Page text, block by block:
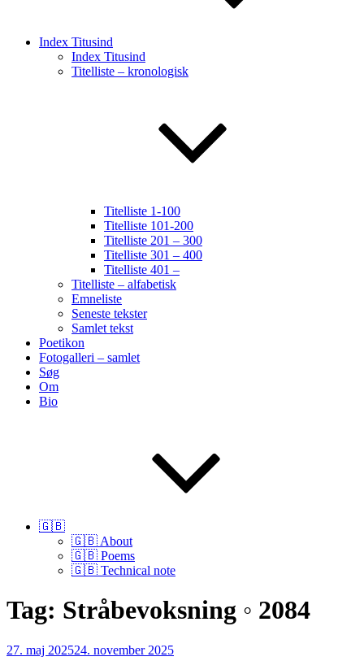
Index Titusind
Index Titusind
Titelliste – kronologisk
Titelliste 1-100
Titelliste 101-200
Titelliste 201 – 300
Titelliste 301 – 400
Titelliste 401 –
Titelliste – alfabetisk
Emneliste
Seneste tekster
Samlet tekst
Poetikon
Fotogalleri – samlet
Søg
Om
Bio
🇬🇧
🇬🇧 About
🇬🇧 Poems
🇬🇧 Technical note
Tag: Stråbevoksning ◦ 2084
Udgivet
27. maj 202524. november 2025